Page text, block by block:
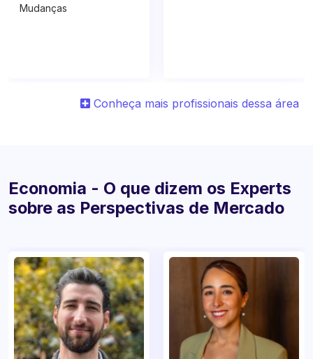
Mudanças
Conheça mais profissionais dessa área
Economia - O que dizem os Experts
sobre as Perspectivas de Mercado